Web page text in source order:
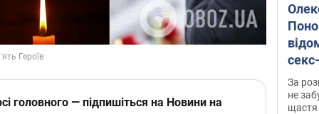
головного — підпишіться на Новини на
який
За
не
щастя